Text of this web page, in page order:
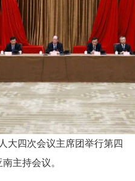
大四次会议主席团举行第四
主持会议。